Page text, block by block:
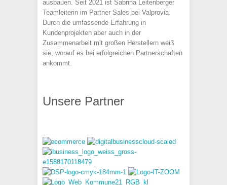
ausbauen. Seit 2021 ist Sabrina Leitenberger
Teamleiterin im Partner Sales bei Valprovia.
Durch die umfassende Erfahrung in
Kundenprojekten aber auch in der
Zusammenarbeit mit großen Herstellern weiß
sie, worauf es bei erfolgreichen Partnerschaften
ankommt.
Unsere Partner